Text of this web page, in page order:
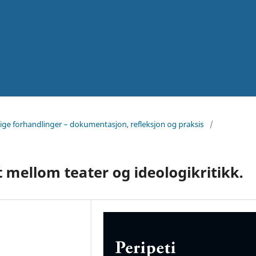
forhandlinger – dokumentasjon, refleksjon og praksis
/
mellom teater og ideologikritikk.